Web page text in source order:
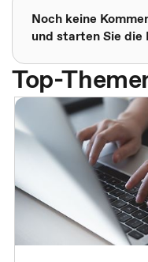
Noch keine
und starten Sie die
Top-